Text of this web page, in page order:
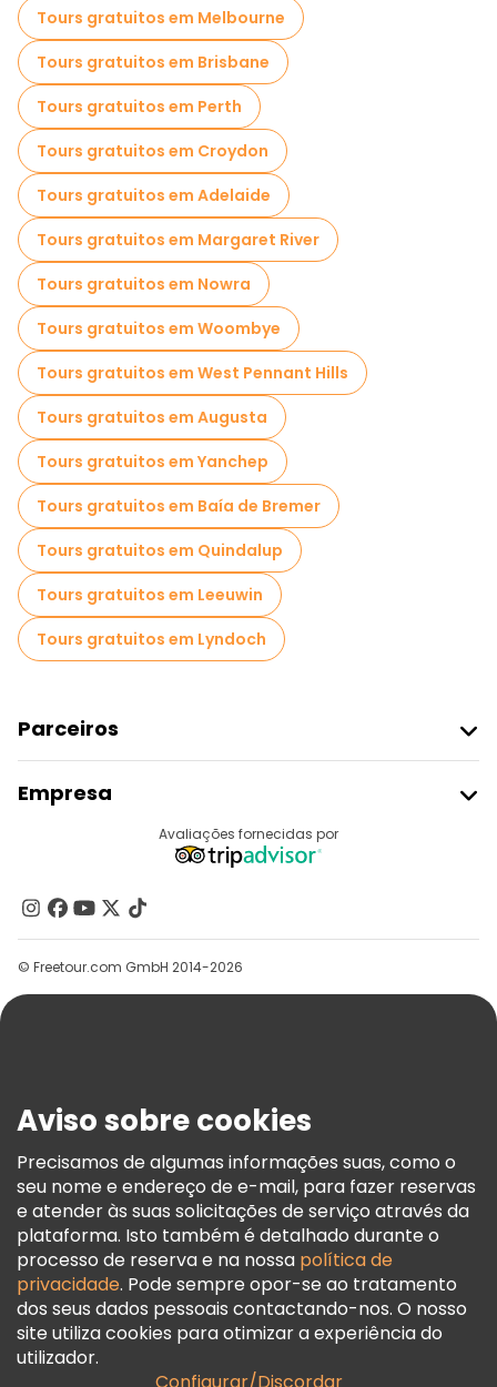
Tours gratuitos em Melbourne
Tours gratuitos em Brisbane
Tours gratuitos em Perth
Tours gratuitos em Croydon
Tours gratuitos em Adelaide
Tours gratuitos em Margaret River
Tours gratuitos em Nowra
Tours gratuitos em Woombye
Tours gratuitos em West Pennant Hills
Tours gratuitos em Augusta
Tours gratuitos em Yanchep
Tours gratuitos em Baía de Bremer
Tours gratuitos em Quindalup
Tours gratuitos em Leeuwin
Tours gratuitos em Lyndoch
Parceiros
Registo Do Fornecedor
Programa De Afiliados
Empresa
Contacte-Nos
Grupos
Ajuda
Termos E Informações Legais
Política De Cookies
Freetour Prémios
Programa De Fidelidade
Avaliações fornecidas por
© Freetour.com GmbH 2014-2026
Aviso sobre cookies
Precisamos de algumas informações suas, como o
seu nome e endereço de e-mail, para fazer reservas
e atender às suas solicitações de serviço através da
plataforma. Isto também é detalhado durante o
processo de reserva e na nossa política de
privacidade. Pode sempre opor-se ao tratamento
dos seus dados pessoais contactando-nos. O nosso
site utiliza cookies para otimizar a experiência do
utilizador.